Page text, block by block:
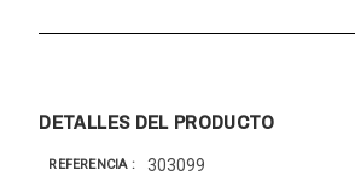
DETALLES DEL PRODUCTO
REFERENCIA 303099